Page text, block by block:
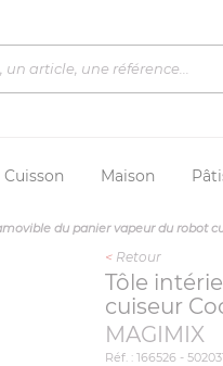
Cuisson Maison
du panier vapeur du robot
< Retour
Tôle
cuiseur
MAGIMIX
Réf. : 166526 -